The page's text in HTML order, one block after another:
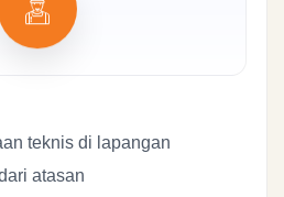
teknis di lapangan
atasan